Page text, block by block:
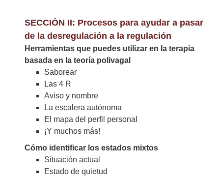
SECCIÓN II: Procesos para ayudar a pasar
de la desregulación a la regulación
Herramientas que puedes utilizar en la terapia
basada en la teoría polivagal
Saborear
Las 4 R
Aviso y nombre
La escalera autónoma
El mapa del perfil personal
¡Y muchos más!
Cómo identificar los estados mixtos
Situación actual
Estado de quietud